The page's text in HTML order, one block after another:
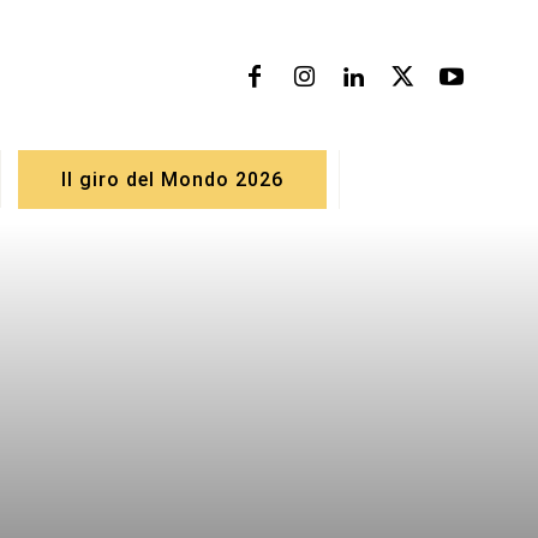
Il giro del Mondo 2026